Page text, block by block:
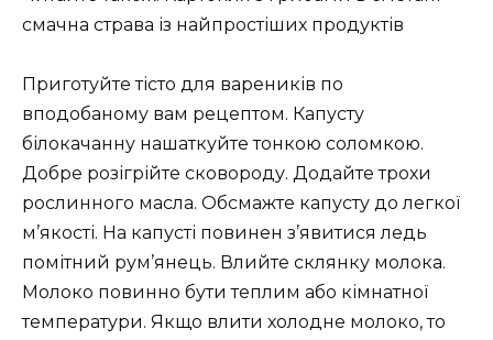
смачна страва із найпростіших продуктів
Приготуйте тісто для вареників по
вподобаному вам рецептом. Капусту
білокачанну нашаткуйте тонкою соломкою.
Добре розігрійте сковороду. Додайте трохи
рослинного масла. Обсмажте капусту до легкої
м’якості. На капусті повинен з’явитися ледь
помітний рум’янець. Влийте склянку молока.
Молоко повинно бути теплим або кімнатної
температури. Якщо влити холодне молоко, то